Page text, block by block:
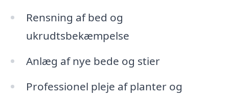
Rensning af bed og
ukrudtsbekæmpelse
Anlæg af nye bede og stier
Professionel pleje af planter og